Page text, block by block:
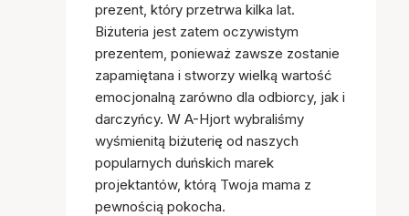
prezent, który przetrwa kilka lat.
Biżuteria jest zatem oczywistym
prezentem, ponieważ zawsze zostanie
zapamiętana i stworzy wielką wartość
emocjonalną zarówno dla odbiorcy, jak i
darczyńcy. W A-Hjort wybraliśmy
wyśmienitą biżuterię od naszych
popularnych duńskich marek
projektantów, którą Twoja mama z
pewnością pokocha.